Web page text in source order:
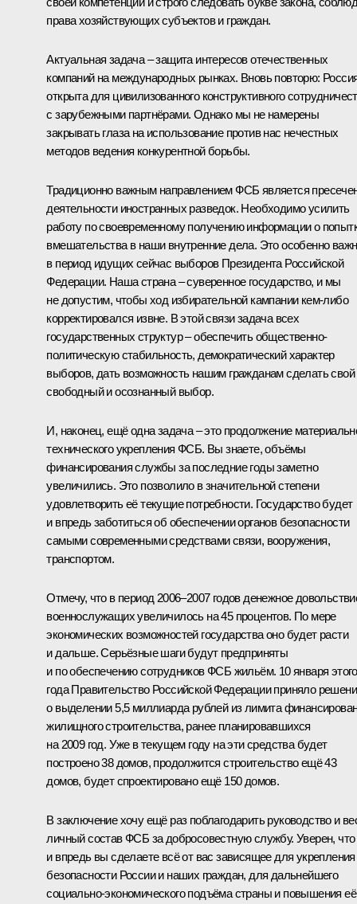
права хозяйствующих субъектов и граждан.
Актуальная задача – защита интересов отечественных
компаний на международных рынках. Вновь повторю:
открыта для цивилизованного конструктивного
с зарубежными партнёрами. Однако мы не намерены
закрывать глаза на использование против нас нечестных
методов ведения конкурентной борьбы.
Традиционно важным направлением ФСБ является
деятельности иностранных разведок. Необходимо усилить
работу по своевременному получению информации о
вмешательства в наши внутренние дела. Это особенно
в период идущих сейчас выборов Президента Российской
Федерации. Наша страна – суверенное государство, и мы
не допустим, чтобы ход избирательной кампании кем‑либо
корректировался извне. В этой связи задача всех
государственных структур – обеспечить общественно-
политическую стабильность, демократический характер
выборов, дать возможность нашим гражданам сделать свой
свободный и осознанный выбор.
И, наконец, ещё одна задача – это продолжение
технического укрепления ФСБ. Вы знаете, объёмы
финансирования службы за последние годы заметно
увеличились. Это позволило в значительной степени
удовлетворить её текущие потребности. Государство будет
и впредь заботиться об обеспечении органов безопасности
самыми современными средствами связи, вооружения,
транспортом.
Отмечу, что в период 2006–2007 годов денежное
военнослужащих увеличилось на 45 процентов. По мере
экономических возможностей государства оно будет расти
и дальше. Серьёзные шаги будут предприняты
и по обеспечению сотрудников ФСБ жильём. 10 января этого
года Правительство Российской Федерации приняло
о выделении 5,5 миллиарда рублей из лимита
жилищного строительства, ранее планировавшихся
на 2009 год. Уже в текущем году на эти средства будет
построено 38 домов, продолжится строительство ещё 43
домов, будет спроектировано ещё 150 домов.
В заключение хочу ещё раз поблагодарить руководство и
личный состав ФСБ за добросовестную службу. Уверен, что
и впредь вы сделаете всё от вас зависящее для укрепления
безопасности России и наших граждан, для дальнейшего
социально-экономического подъёма страны и повышения её